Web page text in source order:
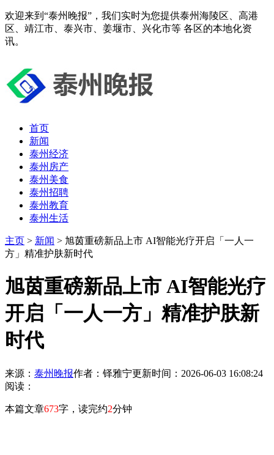
欢迎来到“泰州晚报”，我们实时为您提供泰州海陵区、高港
区、靖江市、泰兴市、姜堰市、兴化市等 各区的本地化资
讯。
首页
新闻
泰州经济
泰州房产
泰州美食
泰州招聘
泰州教育
泰州生活
主页 > 新闻 > 旭茵重磅新品上市 AI智能光疗开启「一人一
方」精准护肤新时代
旭茵重磅新品上市 AI智能光疗
开启「一人一方」精准护肤新
时代
来源： 泰州晚报作者：铎雅宁更新时间：2026-06-03 16:08:24
阅读：
本篇文章673字，读完约2分钟